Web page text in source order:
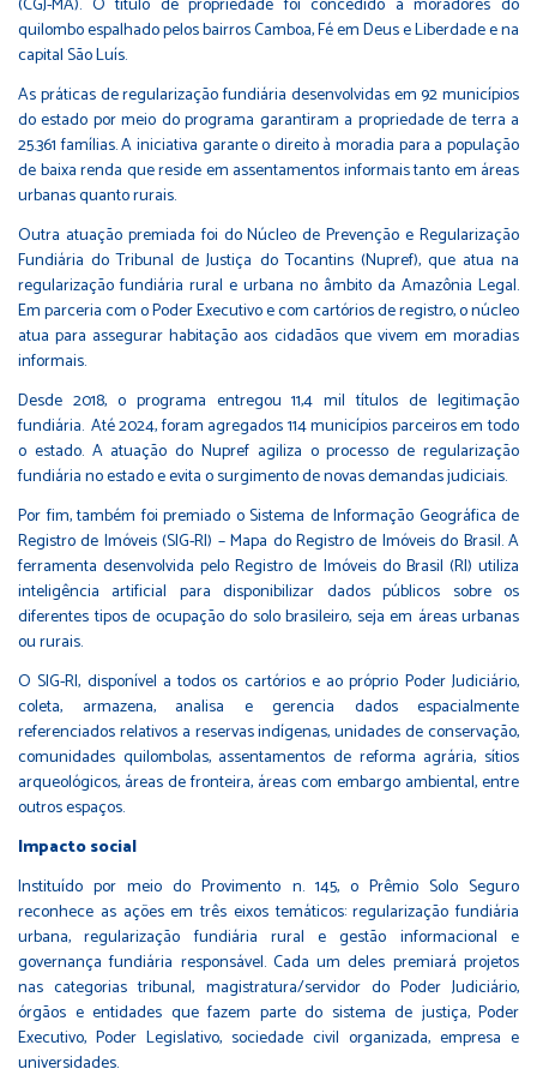
quilombo espalhado pelos bairros Camboa, Fé em Deus e Liberdade e na
capital São Luís.
As práticas de regularização fundiária desenvolvidas em 92 municípios
do estado por meio do programa garantiram a propriedade de terra a
25.361 famílias. A iniciativa garante o direito à moradia para a população
de baixa renda que reside em assentamentos informais tanto em áreas
urbanas quanto rurais.
Outra atuação premiada foi do Núcleo de Prevenção e Regularização
Fundiária do Tribunal de Justiça do Tocantins (Nupref), que atua na
regularização fundiária rural e urbana no âmbito da Amazônia Legal.
Em parceria com o Poder Executivo e com cartórios de registro, o núcleo
atua para assegurar habitação aos cidadãos que vivem em moradias
informais.
Desde 2018, o programa entregou 11,4 mil títulos de legitimação
fundiária. Até 2024, foram agregados 114 municípios parceiros em todo
o estado. A atuação do Nupref agiliza o processo de regularização
fundiária no estado e evita o surgimento de novas demandas judiciais.
Por fim, também foi premiado oSistema de Informação Geográfica de
Registro de Imóveis (SIG-RI) – Mapa do Registro de Imóveis do Brasil. A
ferramenta desenvolvida pelo Registro de Imóveis do Brasil (RI) utiliza
inteligência artificial para disponibilizar dados públicos sobre os
diferentes tipos de ocupação do solo brasileiro, seja em áreas urbanas
ou rurais.
O SIG-RI, disponível a todos os cartórios e ao próprio Poder Judiciário,
coleta, armazena, analisa e gerencia dados espacialmente
referenciados relativos a reservas indígenas, unidades de conservação,
comunidades quilombolas, assentamentos de reforma agrária, sítios
arqueológicos, áreas de fronteira, áreas com embargo ambiental, entre
outros espaços.
Impacto social
Instituído por meio doProvimento n. 145, o Prêmio Solo Seguro
reconhece as ações em três eixos temáticos: regularização fundiária
urbana, regularização fundiária rural e gestão informacional e
governança fundiária responsável. Cada um deles premiará projetos
nas categorias tribunal, magistratura/servidor do Poder Judiciário,
órgãos e entidades que fazem parte do sistema de justiça, Poder
Executivo, Poder Legislativo, sociedade civil organizada, empresa e
universidades.